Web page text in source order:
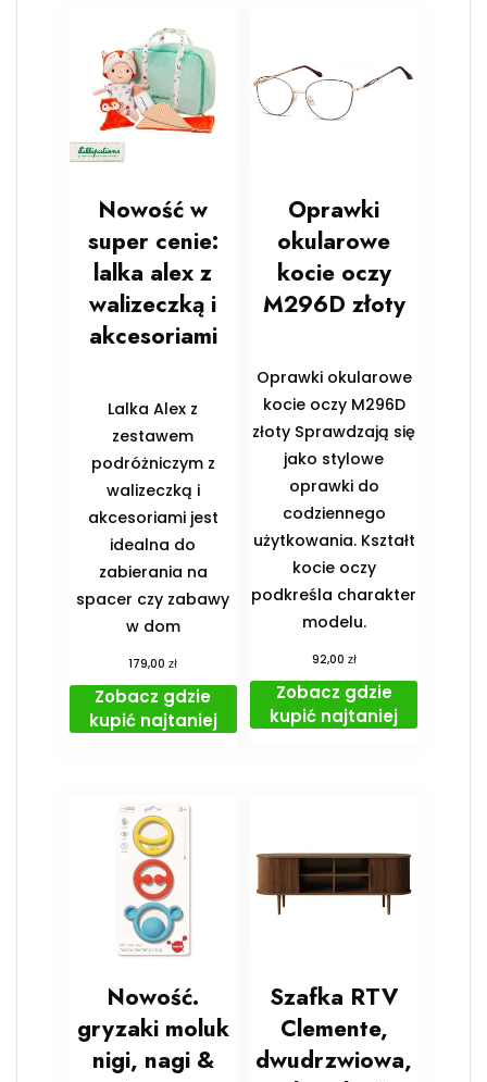
Nowość w
super cenie:
lalka alex z
walizeczką i
akcesoriami
Lalka Alex z
zestawem
podróżniczym z
walizeczką i
akcesoriami jest
idealna do
zabierania na
spacer czy zabawy
w dom
179,00zł
Zobacz gdzie
kupić najtaniej
Oprawki
okularowe
kocie oczy
M296D złoty
Oprawki okularowe
kocie oczy M296D
złoty Sprawdzają się
jako stylowe
oprawki do
codziennego
użytkowania. Kształt
kocie oczy
podkreśla charakter
modelu.
92,00 zł
Zobacz gdzie
kupić najtaniej
Nowość.
gryzaki moluk
nigi, nagi &
Szafka RTV
Clemente,
dwudrzwiowa,